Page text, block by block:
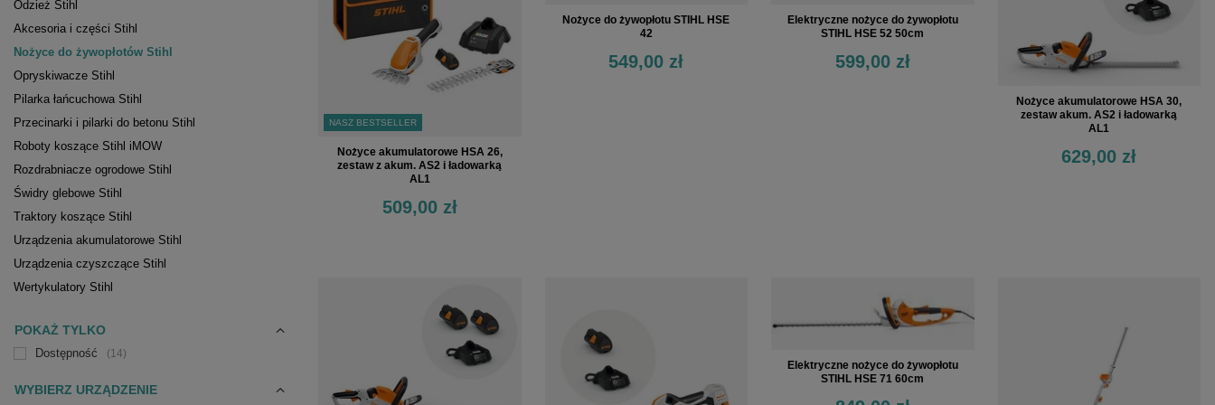
Odzież Stihl
Akcesoria i części Stihl
Nożyce do żywopłotów Stihl
Opryskiwacze Stihl
Pilarka łańcuchowa Stihl
Przecinarki i pilarki do betonu Stihl
Roboty koszące Stihl iMOW
Rozdrabniacze ogrodowe Stihl
Świdry glebowe Stihl
Traktory koszące Stihl
Urządzenia akumulatorowe Stihl
Urządzenia czyszczące Stihl
Wertykulatory Stihl
POKAŻ TYLKO
Dostępność 14
WYBIERZ URZĄDZENIE
NASZ BESTSELLER
Nożyce akumulatorowe HSA 26,
zestaw z akum. AS2 i ładowarką
AL1
509,00 zł
Nożyce do żywopłotu STIHL HSE
42
549,00 zł
Elektryczne nożyce do żywopłotu
STIHL HSE 52 50cm
599,00 zł
Nożyce akumulatorowe HSA 30,
zestaw akum. AS2 i ładowarką
AL1
629,00 zł
Elektryczne nożyce do żywopłotu
STIHL HSE 71 60cm